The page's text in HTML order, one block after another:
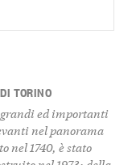
TORINO
ed importanti
nel panorama
nel 1740, è stato